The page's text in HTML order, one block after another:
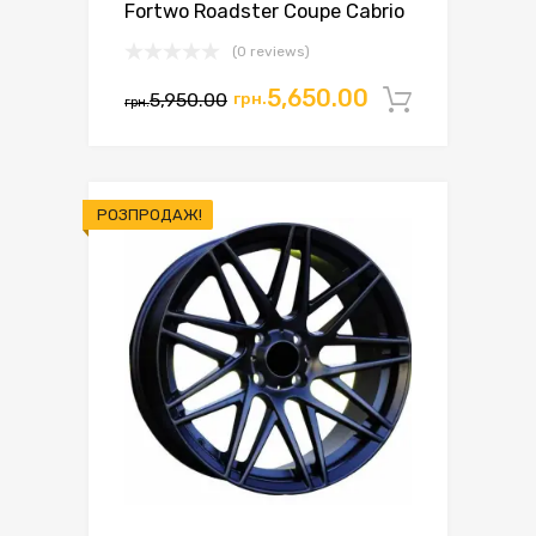
Fortwo Roadster Coupe Cabrio
(0 reviews)
грн.5,950.00 Оригінальна
грн.5,650.00 Поточна
РОЗПРОДАЖ!